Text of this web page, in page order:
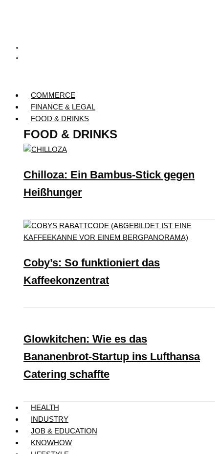
COMMERCE
FINANCE & LEGAL
FOOD & DRINKS
FOOD & DRINKS
Chilloza: Ein Bambus-Stick gegen
Heißhunger
Coby’s: So funktioniert das
Kaffeekonzentrat
Glowkitchen: Wie es das
Bananenbrot-Startup ins Lufthansa
Catering schaffte
HEALTH
INDUSTRY
JOB & EDUCATION
KNOWHOW